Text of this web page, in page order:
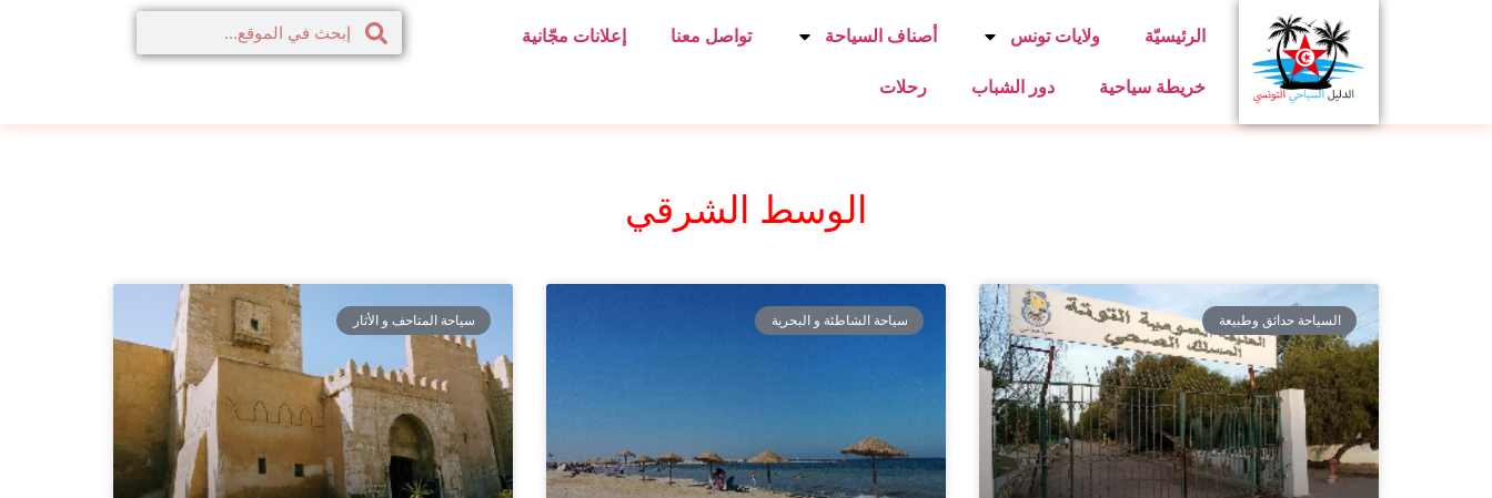
الرئيسيّة ولايات تونس أصناف السياحة تواصل معنا إعلانات مجّانية
خريطة سياحية دور الشباب رحلات
الوسط الشرقي
السياحة حدائق وطبيعة سياحة الشاطئة و البحرية سياحة المتاحف و الأثار